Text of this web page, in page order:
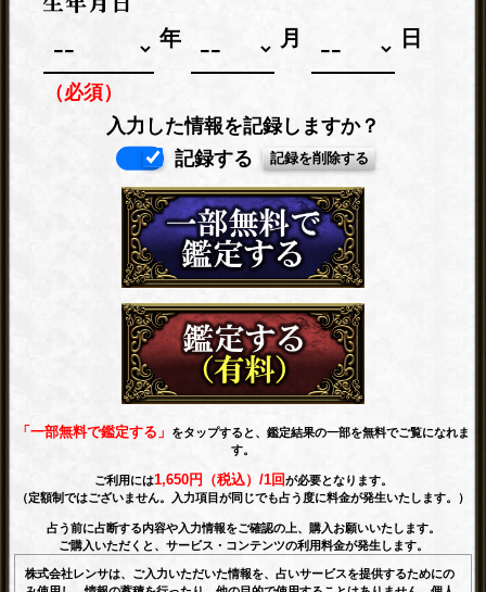
年 月 日
（必須）
入力した情報を記録しますか？
記録する
「一部無料で鑑定する」
をタップすると、鑑定結果の一部を無料でご覧になれま
す。
ご利用には1,650円（税込）/1回が必要となります。
（定額制ではございません。入力項目が同じでも占う度に料金が発生いたします。）
占う前に占断する内容や入力情報をご確認の上、購入お願いいたします。
ご購入いただくと、サービス・コンテンツの利用料金が発生します。
株式会社レンサは、ご入力いただいた情報を、占いサービスを提供するためにの